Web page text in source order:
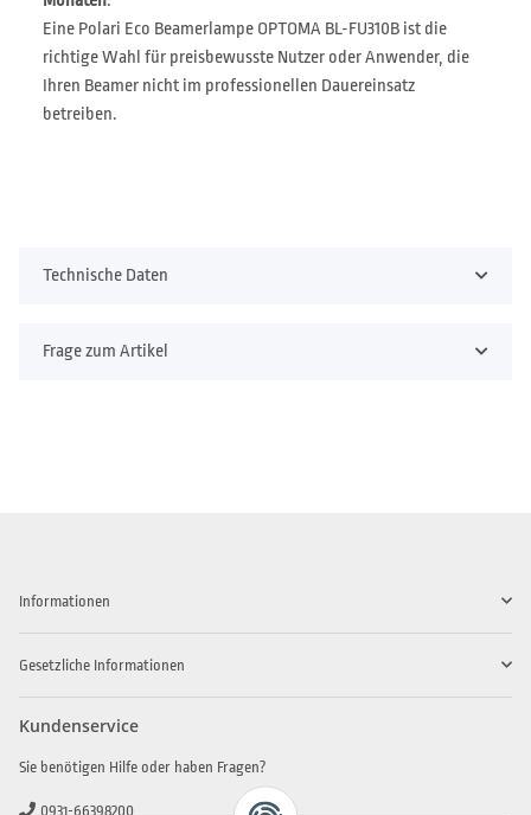
Eine Polari Eco Beamerlampe OPTOMA BL-FU310B ist die
richtige Wahl für preisbewusste Nutzer oder Anwender, die
Ihren Beamer nicht im professionellen Dauereinsatz
betreiben.
Technische Daten
Frage zum Artikel
Informationen
Gesetzliche Informationen
Kundenservice
Sie benötigen Hilfe oder haben Fragen?
0931-66398200